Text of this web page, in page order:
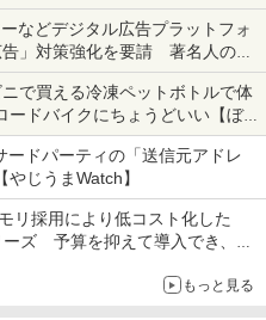
などデジタル広告プラットフォ
」対策強化を要請 著名人の写
への対策として
で買える冷凍ペットボトルで体
ードバイクにちょうどいい【ぼっ
いた時間でなにしてる？】
ドパーティの「送信元アドレ
じうまWatch】
リ採用により低コスト化した
ズ 予算を抑えて導入でき、
もっと見る